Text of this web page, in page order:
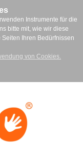
Instrumente für die
bitte mit, wie wir diese
Ihren Bedürfnissen
von Cookies.